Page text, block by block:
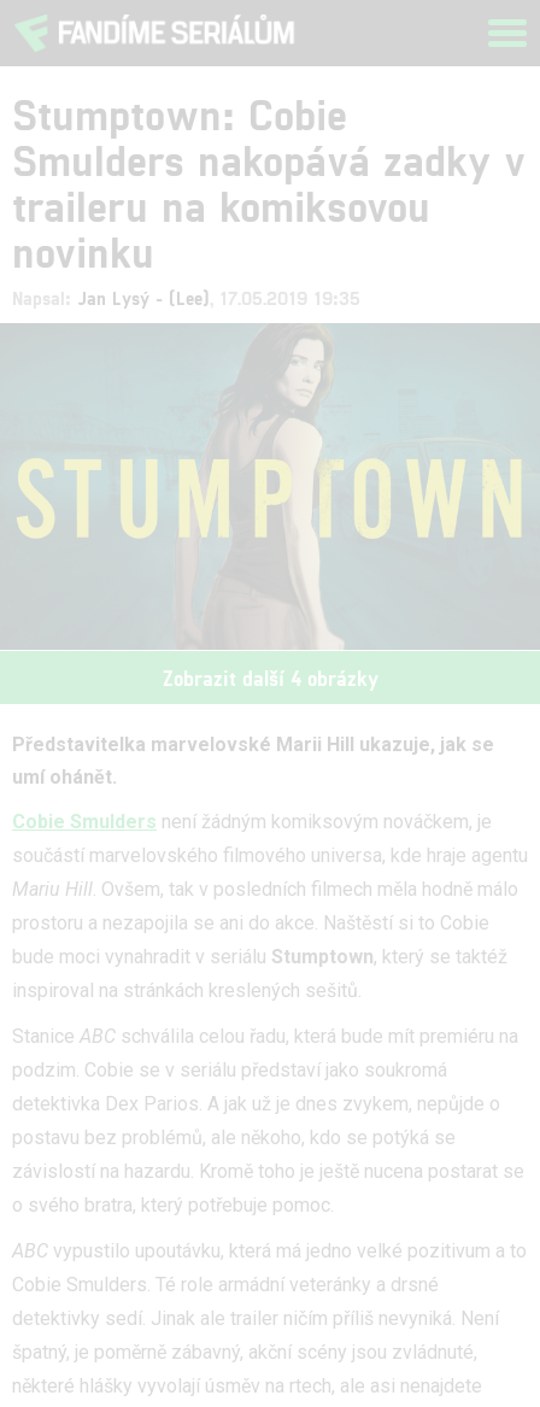
Stumptown: Cobie
Smulders nakopává zadky v
traileru na komiksovou
novinku
Napsal: Jan Lysý - (Lee) , 17.05.2019 19:35
Zobrazit další 4 obrázky
Představitelka marvelovské Marii Hill ukazuje, jak se
umí ohánět.
Cobie Smulders není žádným komiksovým nováčkem, je
součástí marvelovského filmového universa, kde hraje agentu
Mariu Hill. Ovšem, tak v posledních filmech měla hodně málo
prostoru a nezapojila se ani do akce. Naštěstí si to Cobie
bude moci vynahradit v seriálu Stumptown, který se taktéž
inspiroval na stránkách kreslených sešitů.
Stanice ABC schválila celou řadu, která bude mít premiéru na
podzim. Cobie se v seriálu představí jako soukromá
detektivka Dex Parios. A jak už je dnes zvykem, nepůjde o
postavu bez problémů, ale někoho, kdo se potýká se
závislostí na hazardu. Kromě toho je ještě nucena postarat se
o svého bratra, který potřebuje pomoc.
ABC vypustilo upoutávku, která má jedno velké pozitivum a to
Cobie Smulders. Té role armádní veteránky a drsné
detektivky sedí. Jinak ale trailer ničím příliš nevyniká. Není
špatný, je poměrně zábavný, akční scény jsou zvládnuté,
některé hlášky vyvolají úsměv na rtech, ale asi nenajdete